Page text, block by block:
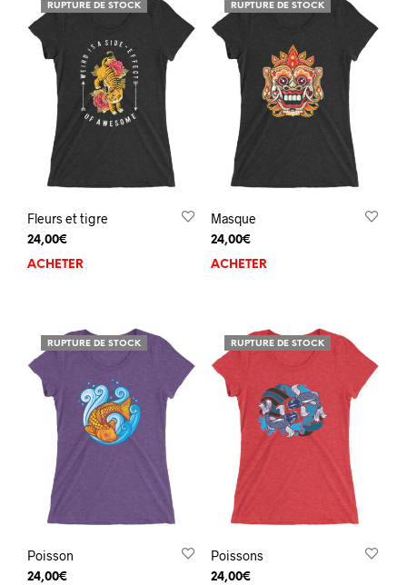
RUPTURE DE STOCK
Fleurs et tigre
24,00€
ACHETER
RUPTURE DE STOCK
Masque
24,00€
ACHETER
RUPTURE DE STOCK
Poisson
24,00€
RUPTURE DE STOCK
Poissons
24,00€